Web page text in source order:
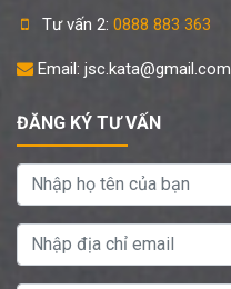
Tư vấn 2: 0888 883 363
Email: jsc.kata@gmail.com
ĐĂNG KÝ TƯ VẤN